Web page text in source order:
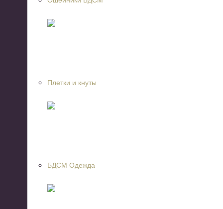
Плетки и кнуты
БДСМ Одежда